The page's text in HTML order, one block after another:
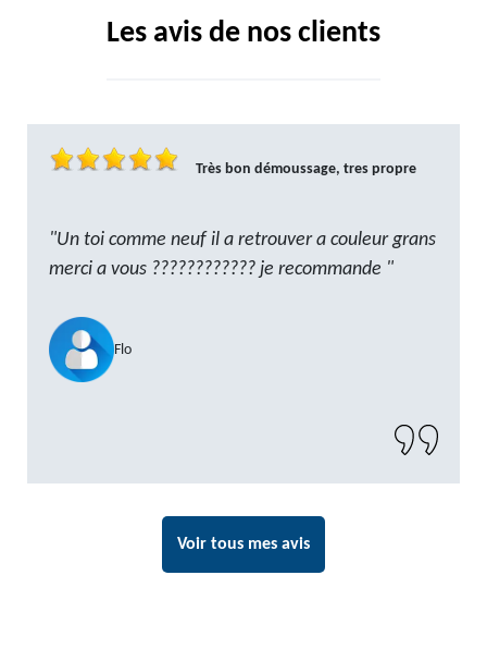
Les avis de nos clients
Très bon démoussage, tres propre
"Un toi comme neuf il a retrouver a couleur grans
merci a vous ???????????? je recommande "
Flo
Voir tous mes avis